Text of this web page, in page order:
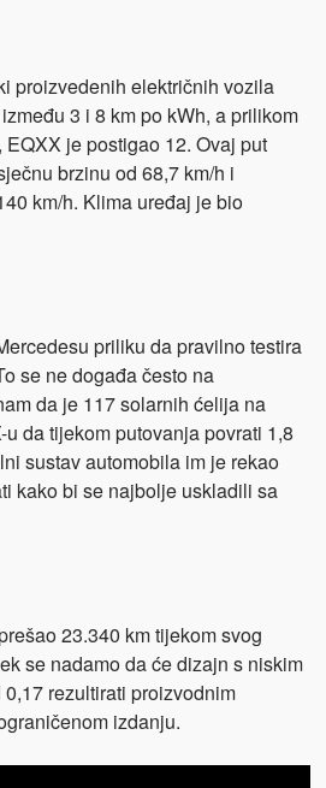
proizvedenih električnih vozila
3 i 8 km po kWh, a prilikom
je postigao 12. Ovaj put
brzinu od 68,7 km/h i
km/h. Klima uređaj je bio
priliku da pravilno testira
se ne događa često na
da je 117 solarnih ćelija na
da tijekom putovanja povrati 1,8
sustav automobila im je rekao
kako bi se najbolje uskladili sa
23.340 km tijekom svog
se nadamo da će dizajn s niskim
rezultirati proizvodnim
izdanju.